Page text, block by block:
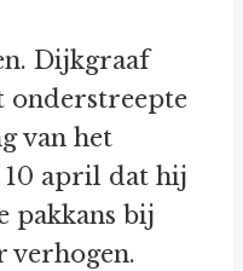
Dijkgraaf
onderstreepte
van het
10 april dat hij
pakkans bij
verhogen.